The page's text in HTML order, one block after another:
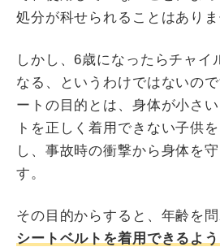
処分が科せられることはありま
しかし、6歳になったらチャイ
なる、というわけではないの
ートの目的とは、身体が小さ
トを正しく着用できない子供
し、事故時の衝撃から身体を
す。
その目的からすると、年齢を
シートベルトを着用できるよ